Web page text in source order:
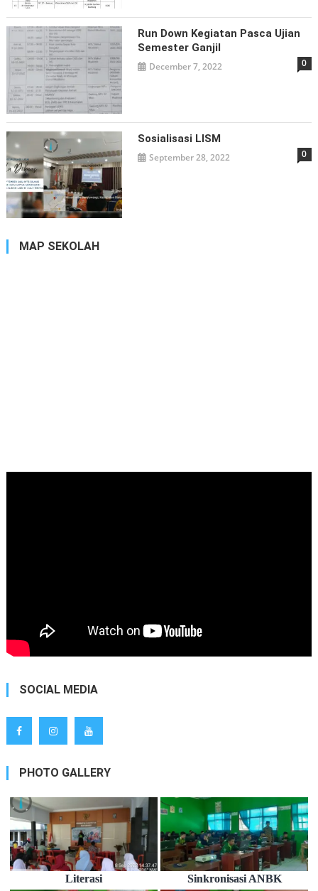
Run Down Kegiatan Pasca Ujian
Semester Ganjil
December 7, 2022 0
Sosialisasi LISM
September 28, 2022 0
MAP SEKOLAH
SOCIAL MEDIA
PHOTO GALLERY
Literasi Sinkronisasi ANBK